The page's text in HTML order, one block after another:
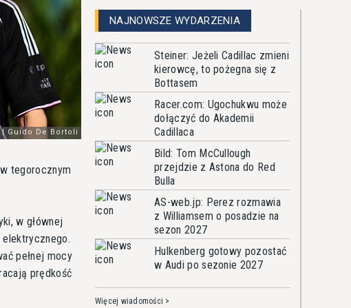
tegorocznym
w głównej
elektrycznego.
pełnej mocy
prędkość
NAJNOWSZE WYDARZENIA
Steiner: Jeżeli Cadillac zmieni
kierowcę, to pożegna się z
Bottasem
Racer.com: Ugochukwu może
dołączyć do Akademii
Cadillaca
Bild: Tom McCullough
przejdzie z Astona do Red
Bulla
AS-web.jp: Perez rozmawia
z Williamsem o posadzie na
sezon 2027
Hulkenberg gotowy pozostać
w Audi po sezonie 2027
Więcej wiadomości >